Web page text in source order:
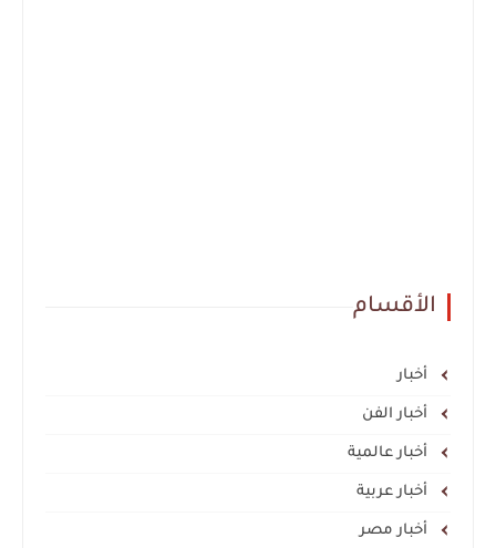
الأقسام
أخبار
أخبار الفن
أخبار عالمية
أخبار عربية
أخبار مصر